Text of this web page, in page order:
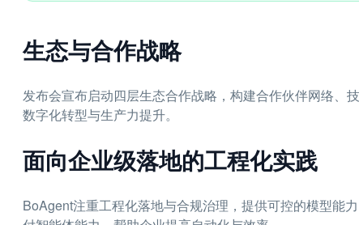
生态与合作战略
发布会宣布启动四层生态合作战略，构建合作伙伴网络、
数字化转型与生产力提升。
面向企业级落地的工程化实践
BoAgent注重工程化落地与合规治理，提供可控的模型能